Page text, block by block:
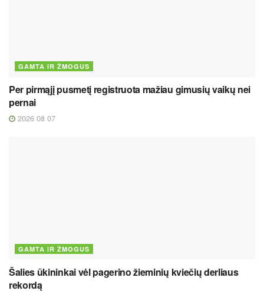
GAMTA IR ŽMOGUS
Per pirmąjį pusmetį registruota mažiau gimusių vaikų nei
pernai
2026 08 07
GAMTA IR ŽMOGUS
Šalies ūkininkai vėl pagerino žieminių kviečių derliaus
rekordą